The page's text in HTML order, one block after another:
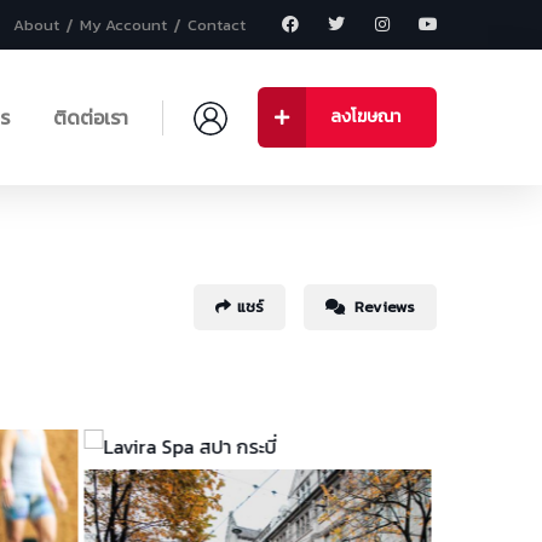
About My Account Contact
ติดต่อเรา ลงโฆษณา
แชร์ Reviews